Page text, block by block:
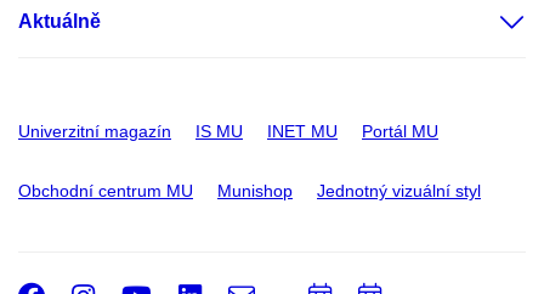
Aktuálně
Univerzitní magazín IS MU INET MU Portál MU
Obchodní centrum MU Munishop Jednotný vizuální styl